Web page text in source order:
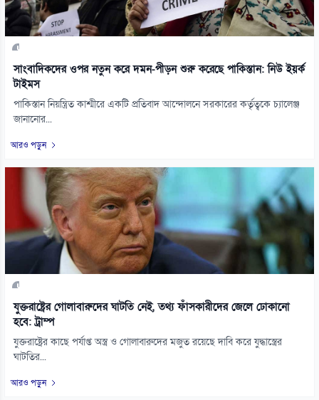
সাংবাদিকদের ওপর নতুন করে দমন-পীড়ন শুরু করেছে পাকিস্তান: নিউ ইয়র্ক
টাইমস
পাকিস্তান নিয়ন্ত্রিত কাশ্মীরে একটি প্রতিবাদ আন্দোলনে সরকারের কর্তৃত্বকে চ্যালেঞ্জ
জানানোর...
আরও পড়ুন
যুক্তরাষ্ট্রের গোলাবারুদের ঘাটতি নেই, তথ্য ফাঁসকারীদের জেলে ঢোকানো
হবে: ট্রাম্প
যুক্তরাষ্ট্রের কাছে পর্যাপ্ত অস্ত্র ও গোলাবারুদের মজুত রয়েছে দাবি করে যুদ্ধাস্ত্রের
ঘাটতির...
আরও পড়ুন